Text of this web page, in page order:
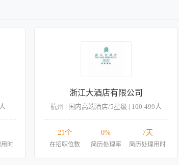
时
浙江大酒店有限公司
杭州 | 国内高端酒店/5星级 | 100-499人
21个
在招职位数
0%
简历处理率
7天
简历处理用时